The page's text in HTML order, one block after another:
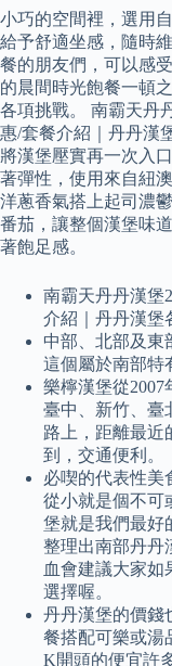
小巧的空間裡，選用
給予舒適坐感，隨時
餐的朋友們，可以感
的晨間時光飽餐一頓
各項挑戰。 南霸天丹
惠/套餐介紹｜丹丹漢
將漢堡壓實再一次入
著彈性，使用來自紐
洋蔥香氣搭上起司濃
番茄，讓整個漢堡味
著飽足感。
南霸天丹丹漢堡
介紹｜丹丹漢堡
中部、北部及東
這個屬於南部特
樂檸漢堡從2007
臺中、新竹、臺
路上，距離最近
到，交通便利。
必喫的代表性美
從小就是個不可
堡就是我們最好
整理出南部丹丹
血會建議大家如
選擇喔。
丹丹漢堡的價錢
餐搭配可樂或湯
K開頭的便宜許